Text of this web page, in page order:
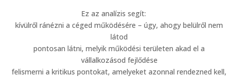
Ez az analízis segít:
kívülről ránézni a céged működésére – úgy, ahogy belülről nem
látod
pontosan látni, melyik működési területen akad el a
vállalkozásod fejlődése
felismerni a kritikus pontokat, amelyeket azonnal rendezned kell,